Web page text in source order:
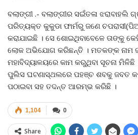
ବଲାଙ୍ଗୀ .- ବଲାଙ୍ଗୀର ସଇଁତଳା ଝରାବାହଲି
ପରିତ୍ୟକ୍ତ କୁକୁଡା ଫାର୍ମରୁ ଜଣେ
କରାଯାଇଛି । ସେ ଶୋଇଥିବାବେଳେ ତାଙ୍କୁ
ଲୋକ ଅଭିଯୋଗ କରିଛନ୍ତି । ମତକଙ୍କ ନାମ
ମହାବିଦ୍ୟାଳୟରେ କାମ କରୁଥିବା ସୂଚନା ମିଳିଛି
ପୁଲିସ ଘଟଣାସ୍ଥଲରେ ପହଞ୍ଚ ଶବକୁ ଜବତ
ପଠାଇବା ସହ ତଦନ୍ତ ଆରମ୍ଭ କରିଛି ।
0
1,104
Share